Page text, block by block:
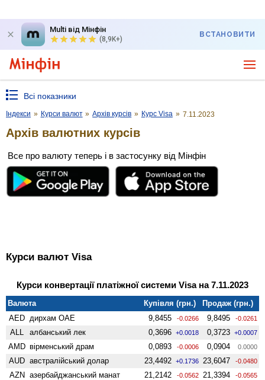
Multi від Мінфін
(8,9K+)
ВСТАНОВИТИ
Всі показники
Індекси » Курси валют » Архів курсів » Курс Visa » 7.11.2023
Архів валютних курсів
Все про валюту теперь і в застосунку від Мінфін
Курси валют Visa
Курси конвертації платіжної системи Visa на 7.11.2023
Валюта Купівля (грн.)
Продаж (грн.)
AED дирхам ОАЕ 9,8455 -0.0266 9,8495 -0.0261
ALL албанський лек 0,3696 +0.0018 0,3723 +0.0007
AMD вiрменський драм 0,0893 -0.0006 0,0904 0.0000
AUD австралійський долар 23,4492 +0.1736 23,6047 -0.0480
AZN азербайджанський манат 21,2142 -0.0562 21,3394 -0.0565